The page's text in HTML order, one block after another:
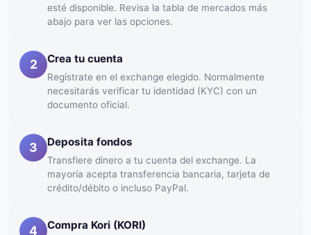
esté disponible. Revisa la tabla de mercados más
abajo para ver las opciones.
2 Crea tu cuenta
Regístrate en el exchange elegido. Normalmente
necesitarás verificar tu identidad (KYC) con un
documento oficial.
3 Deposita fondos
Transfiere dinero a tu cuenta del exchange. La
mayoría acepta transferencia bancaria, tarjeta de
crédito/débito o incluso PayPal.
4 Compra Kori (KORI)